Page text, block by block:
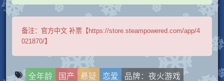
备注： 官方中文 补票【https://store.steampowered.com/app/4
021870/】
全年龄 国产 悬疑 恋爱 品牌：夜火游戏